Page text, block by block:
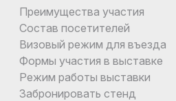
Преимущества участия
Состав посетителей
Визовый режим для въезда
Формы участия в выставке
Режим работы выставки
Забронировать стенд